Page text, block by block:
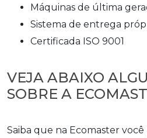
máquinas de última
sistema de entrega
certificada ISO 9001
VEJA ABAIXO
SOBRE A
Saiba que na Ecomaster